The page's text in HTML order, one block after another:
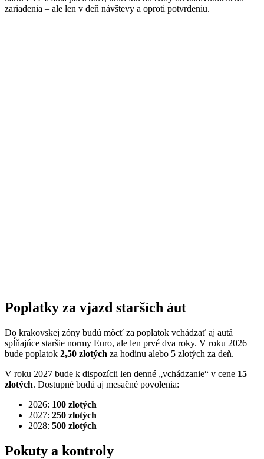
zariadenia – ale len v deň návštevy a oproti potvrdeniu.
Poplatky za vjazd starších áut
Do krakovskej zóny budú môcť za poplatok vchádzať aj autá
spĺňajúce staršie normy Euro, ale len prvé dva roky. V roku 2026
bude poplatok 2,50 zlotých za hodinu alebo 5 zlotých za deň.
V roku 2027 bude k dispozícii len denné „vchádzanie“ v cene 15
zlotých. Dostupné budú aj mesačné povolenia:
2026: 100 zlotých
2027: 250 zlotých
2028: 500 zlotých
Pokuty a kontroly